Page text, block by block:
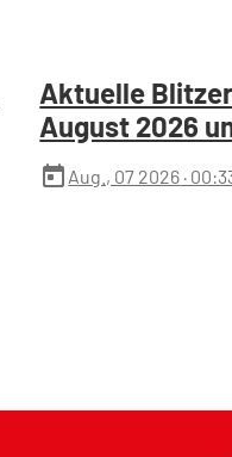
Aktuelle
August 2026
todayAug., 07 2026 ·